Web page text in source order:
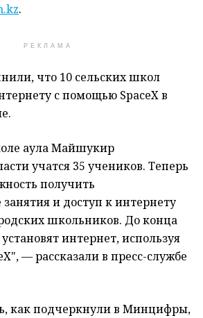
.
РЕКЛАМА
что 10 сельских школ
с помощью SpaceX в
аула Майшукир
учатся 35 учеников. Теперь
получить
и доступ к интернету
школьников. До конца
установят интернет, используя
— рассказали в пресс-службе
как подчеркнули в Минцифры,